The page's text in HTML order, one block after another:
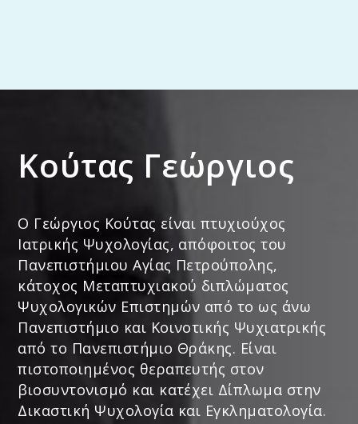
Κούτας Γεώργιος
Ο Γεώργιος Κούτας είναι πτυχιούχος
Ιατρικής Ψυχολογίας, απόφοιτος του
Πανεπιστήμιου Αγίας Πετρούπολης,
κάτοχος Μεταπτυχιακού διπλώματος
Ψυχολογικών Επιστημών από το ως άνω
Πανεπιστήμιο και Κοινοτικής Ψυχιατρικής
από το Πανεπιστήμιο Θράκης. Είναι
πιστοποιημένος θεραπευτής στον
βιοσυντονισμό και κατέχει Δίπλωμα στην
Δικαστική Ψυχολογία και Εγκληματολογία.